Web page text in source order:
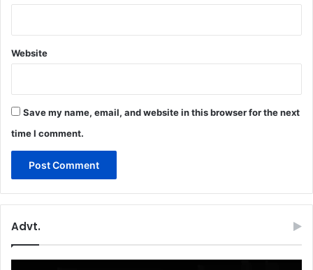
Website
Save my name, email, and website in this browser for the next
time I comment.
Advt.